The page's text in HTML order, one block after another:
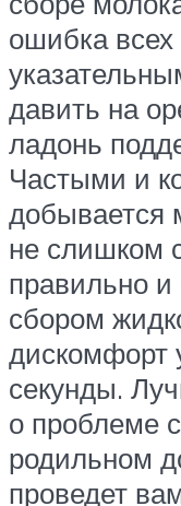
ошибка
давить на
ладонь
Частыми и
добывается
не слишком
правильно и
сбором
дискомфорт
секунды.
о проблеме
родильном
проведет